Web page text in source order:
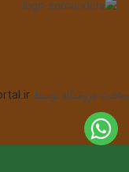
ساخت فروشگاه توسط